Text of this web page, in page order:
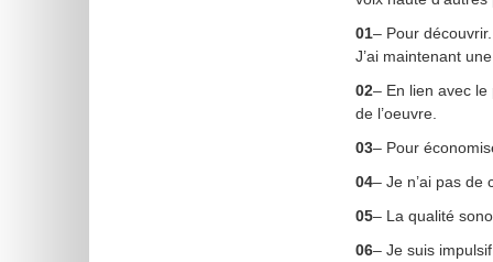
01– Pour
J’ai maintenant
02– En lien avec
de l’oeuvre.
03– Pour
04– Je n’ai pas de
05– La qualité
06– Je suis